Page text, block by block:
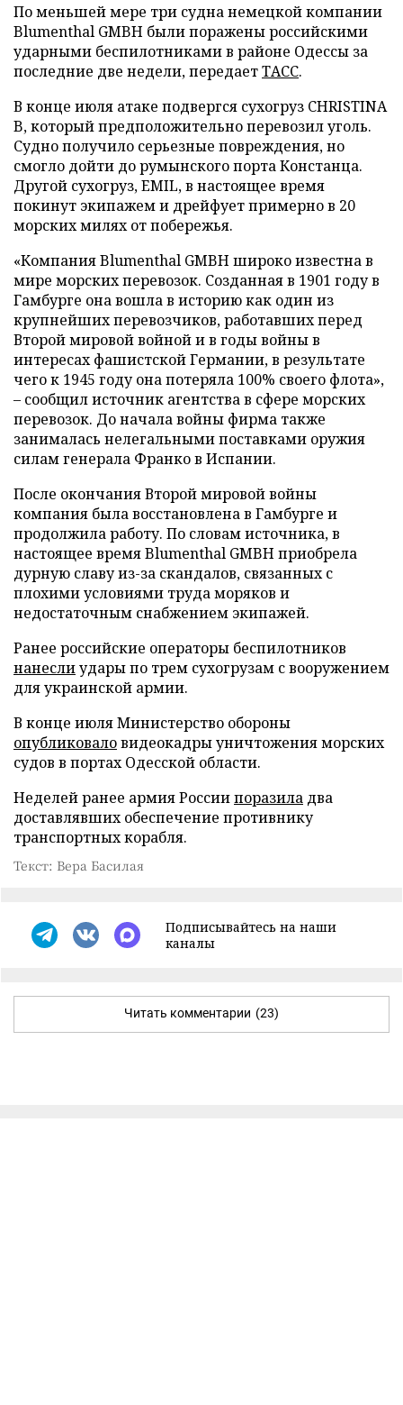
По меньшей мере три судна немецкой компании
Blumenthal GMBH были поражены российскими
ударными беспилотниками в районе Одессы за
последние две недели, передаетТАСС.
В конце июля атаке подвергся сухогруз CHRISTINA
B, который предположительно перевозил уголь.
Судно получило серьезные повреждения, но
смогло дойти до румынского порта Констанца.
Другой сухогруз, EMIL, в настоящее время
покинут экипажем и дрейфует примерно в 20
морских милях от побережья.
«Компания Blumenthal GMBH широко известна в
мире морских перевозок. Созданная в 1901 году в
Гамбурге она вошла в историю как один из
крупнейших перевозчиков, работавших перед
Второй мировой войной и в годы войны в
интересах фашистской Германии, в результате
чего к 1945 году она потеряла 100% своего флота»,
– сообщил источник агентства в сфере морских
перевозок. До начала войны фирма также
занималась нелегальными поставками оружия
силам генерала Франко в Испании.
После окончания Второй мировой войны
компания была восстановлена в Гамбурге и
продолжила работу. По словам источника, в
настоящее время Blumenthal GMBH приобрела
дурную славу из-за скандалов, связанных с
плохими условиями труда моряков и
недостаточным снабжением экипажей.
Ранее российские операторы беспилотников
нанеслиудары по трем сухогрузам с вооружением
для украинской армии.
В конце июля Министерство обороны
опубликоваловидеокадры уничтожения морских
судов в портах Одесской области.
Неделей ранее армия Россиипоразила два
доставлявших обеспечение противнику
транспортных корабля.
Текст: Вера Басилая
Подписывайтесь на наши
каналы
Читать комментарии (23)